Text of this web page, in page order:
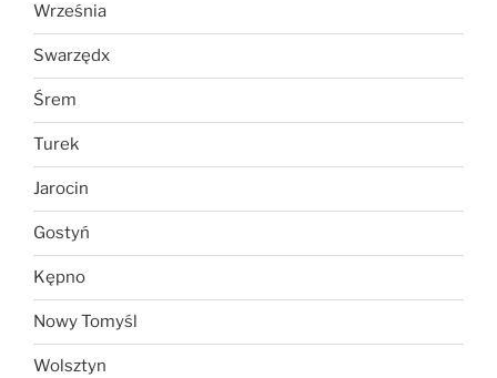
Września
Swarzędx
Śrem
Turek
Jarocin
Gostyń
Kępno
Nowy Tomyśl
Wolsztyn